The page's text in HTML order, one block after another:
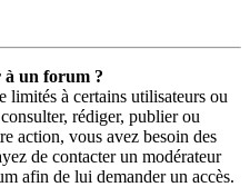
à un forum ?
limités à certains utilisateurs ou
rédiger, publier ou
action, vous avez besoin des
de contacter un modérateur
afin de lui demander un accès.